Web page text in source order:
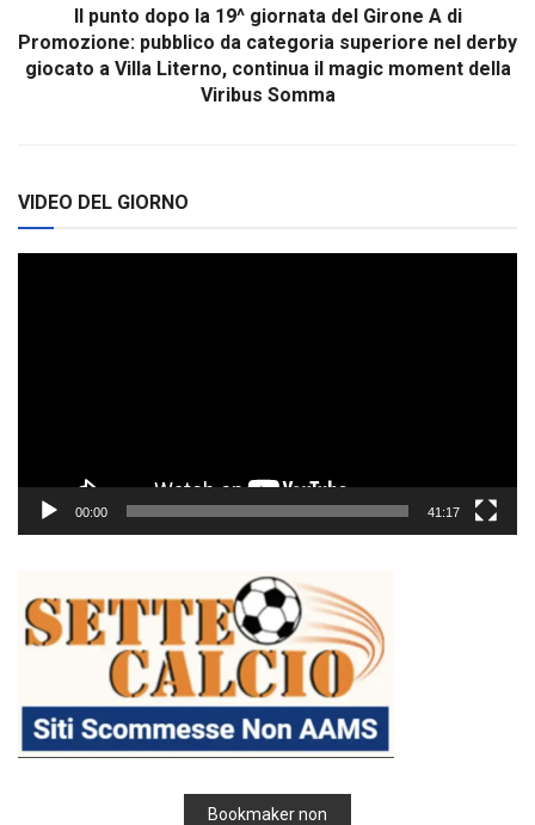
Il punto dopo la 19^ giornata del Girone A di
Promozione: pubblico da categoria superiore nel derby
giocato a Villa Literno, continua il magic moment della
Viribus Somma
VIDEO DEL GIORNO
00:00 41:17
Bookmaker non